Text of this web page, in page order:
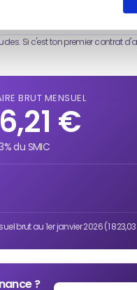
Si c'est ton premier contrat
BRUT MENSUEL
€
du SMIC
brut au 1er janvier 2026 (1
?